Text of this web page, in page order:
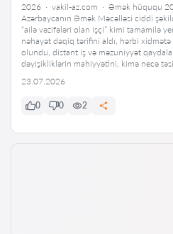
2026 · vakil-az.com · Əmək hüququ
Azərbaycanın Əmək Məcəlləsi ciddi
“ailə vəzifələri olan işçi” kimi tamamilə
nəhayət dəqiq tərifini aldı, hərbi xidmətə
olundu, distant iş və məzuniyyət
dəyişikliklərin mahiyyətini, kimə necə
23.07.2026
0 0 2